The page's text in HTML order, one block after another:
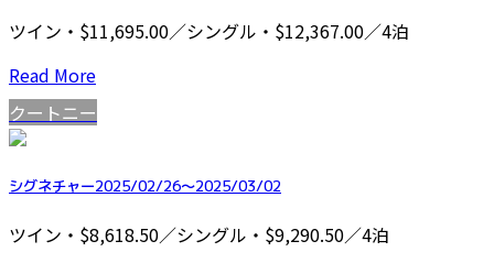
ツイン・$11,695.00／シングル・$12,367.00／4泊
Read More
クートニー
シグネチャー2025/02/26～2025/03/02
ツイン・$8,618.50／シングル・$9,290.50／4泊